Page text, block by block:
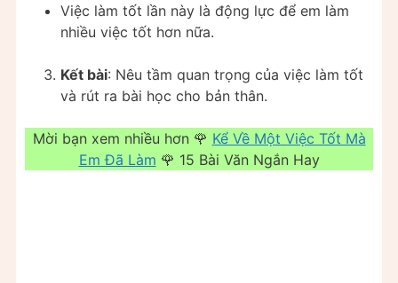
Việc làm tốt lần này là động lực để em làm
nhiều việc tốt hơn nữa.
Kết bài: Nêu tầm quan trọng của việc làm tốt
và rút ra bài học cho bản thân.
Mời bạn xem nhiều hơn 🌹 Kể Về Một Việc Tốt Mà
Em Đã Làm 🌹 15 Bài Văn Ngắn Hay